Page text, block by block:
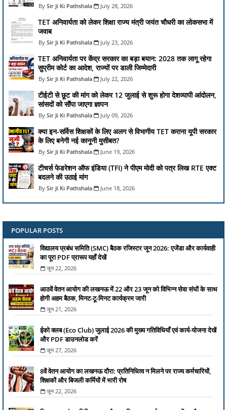
Sir Ji Ki Pathshala July 28, 2026
TET अनिवार्यता को लेकर शिक्षा राज्य मंत्री जयंत चौधरी का लोकसभा में
जवाब
Sir Ji Ki Pathshala July 23, 2026
TET अनिवार्यता पर केंद्र सरकार का बड़ा बयान: 2028 तक लागू रहेगा
सुप्रीम कोर्ट का आदेश, राज्यों पर डाली जिम्मेदारी
Sir Ji Ki Pathshala July 22, 2026
टीईटी से छूट की मांग को लेकर 12 जुलाई से शुरू होगा देशव्यापी आंदोलन,
सांसदों को सौंपा जाएगा ज्ञापन
Sir Ji Ki Pathshala July 09, 2026
क्या इन-सर्विस शिक्षकों के लिए अलग से विभागीय TET कराना यूपी सरकार
के लिए बनेगी नई कानूनी मुसीबत?
Sir Ji Ki Pathshala June 19, 2026
टीचर्स फेडरेशन ऑफ इंडिया (TFI) ने पीएम मोदी को पत्र लिख RTE एक्ट
बदलने की उठाई मांग
Sir Ji Ki Pathshala June 18, 2026
POPULAR POSTS
विद्यालय प्रबंध समिति (SMC) बैठक रजिस्टर जून 2026: एजेंडा और कार्यवाही
का पूरा PDF प्रारूप यहाँ देखें
जून 22, 2026
आठवें वेतन आयोग की लखनऊ में 22 और 23 जून को विभिन्न सेवा संघों के साथ
होगी अहम बैठक, मिनट-टू-मिनट कार्यक्रम जारी
जून 21, 2026
ईको क्लब (Eco Club) जुलाई 2026 की मुख्य गतिविधियाँ एवं कार्य-योजना देखें
और PDF डाउनलोड करें
जून 27, 2026
8वें वेतन आयोग का लखनऊ दौरा: प्रतिनिधित्व न मिलने पर राज्य कर्मचारियों,
शिक्षकों और बिजली कर्मियों में भारी रोष
जून 22, 2026